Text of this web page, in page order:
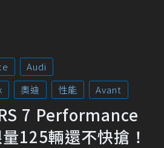
Audi
奧迪 性能 Avant
7 Performance
125輛還不快搶！